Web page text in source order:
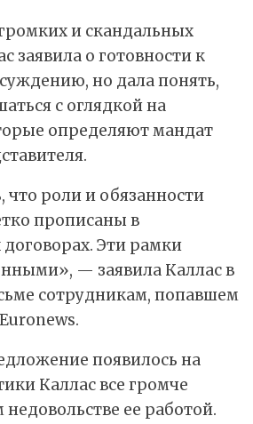
и скандальных
заявила о готовности к
но дала понять,
с оглядкой на
определяют мандат
роли и обязанности
прописаны в
Эти рамки
— заявила Каллас в
сотрудникам, попавшем
появилось на
Каллас все громче
недовольстве ее работой.